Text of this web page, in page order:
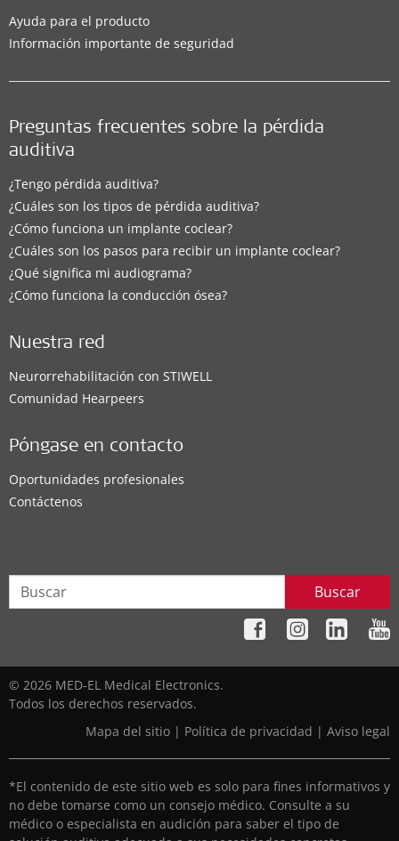
Ayuda para el producto
Información importante de seguridad
Preguntas frecuentes sobre la pérdida
auditiva
¿Tengo pérdida auditiva?
¿Cuáles son los tipos de pérdida auditiva?
¿Cómo funciona un implante coclear?
¿Cuáles son los pasos para recibir un implante coclear?
¿Qué significa mi audiograma?
¿Cómo funciona la conducción ósea?
Nuestra red
Neurorrehabilitación con STIWELL
Comunidad Hearpeers
Póngase en contacto
Oportunidades profesionales
Contáctenos
Buscar
© 2026 MED-EL Medical Electronics.
Todos los derechos reservados.
Mapa del sitio | Política de privacidad | Aviso legal
*El contenido de este sitio web es solo para fines informativos y
no debe tomarse como un consejo médico. Consulte a su
médico o especialista en audición para saber el tipo de